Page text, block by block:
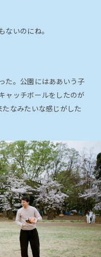
ないのにね。
た。公園にはああいう子
ャッチボールをしたのが
なみたいな感じがした